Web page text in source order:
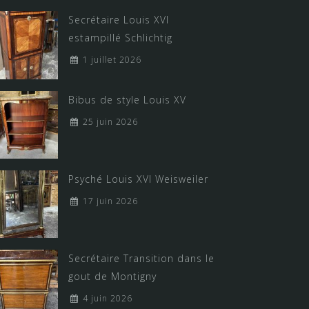
Secrétaire Louis XVI
estampillé Schlichtig
1 juillet 2026
Bibus de style Louis XV
25 juin 2026
Psyché Louis XVI Weisweiler
17 juin 2026
Secrétaire Transition dans le
gout de Montigny
4 juin 2026